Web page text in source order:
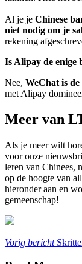
Al je je Chinese
niet nodig om je
rekening
Is Alipay de enige
Nee, WeChat is
met Alipay
Meer van
Als je meer wilt
voor onze
leren van Chinees,
op de hoogte van
hieronder aan en
gemeenschap!
Vorig bericht